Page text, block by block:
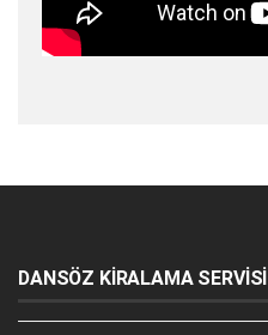
DANSÖZ KİRALAMA SERVİSİ